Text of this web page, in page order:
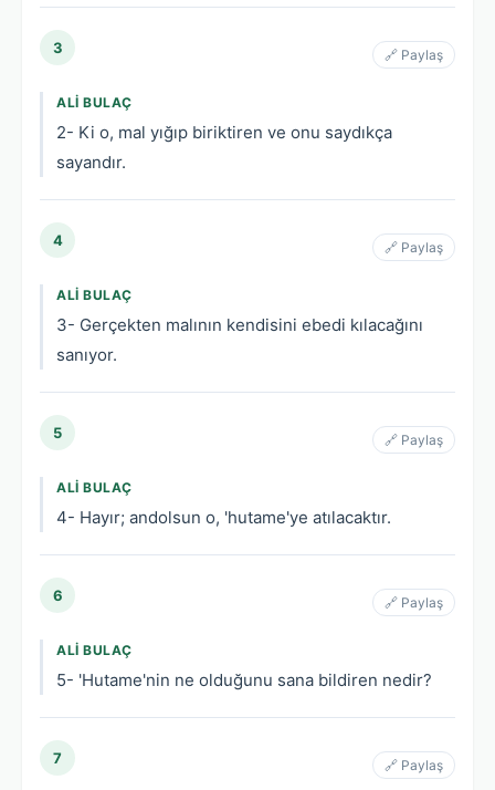
3 🔗 Paylaş
ALI BULAÇ
2- Ki o, mal yığıp biriktiren ve onu saydıkça
sayandır.
4 🔗 Paylaş
ALI BULAÇ
3- Gerçekten malının kendisini ebedi kılacağını
sanıyor.
5 🔗 Paylaş
ALI BULAÇ
4- Hayır; andolsun o, 'hutame'ye atılacaktır.
6 🔗 Paylaş
ALI BULAÇ
5- 'Hutame'nin ne olduğunu sana bildiren nedir?
7 🔗 Paylaş